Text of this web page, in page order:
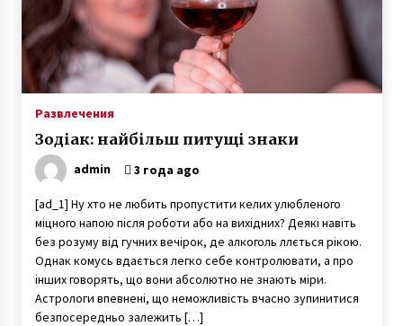
Развлечения
Зодіак: найбільш питущі знаки
admin 3 года ago
[ad_1] Ну хто не любить пропустити келих улюбленого
міцного напою після роботи або на вихідних? Деякі навіть
без розуму від гучних вечірок, де алкоголь ллється рікою.
Однак комусь вдається легко себе контролювати, а про
інших говорять, що вони абсолютно не знають міри.
Астрологи впевнені, що неможливість вчасно зупинитися
безпосередньо залежить […]